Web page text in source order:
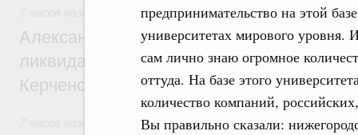
предпринимательство на этой
университетах мирового уровня.
сам лично знаю огромное
оттуда. На базе этого
количество компаний,
Вы правильно сказали:
Чрезвычайные ситуации и ликвидация их
Александр Козлов провёл заседание
ликвидации последствий чрезвычайной
Керченском проливе
Среднее профессиональное образование